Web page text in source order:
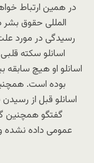
در همین ارتباط
المللی حقوق بشر
رسیدگی در مورد
اسانلو سکته
اسانلو او هیچ سابقه
بوده است.
اسانلو قبل از
گفتگو همچنین
عمومی داده نشده